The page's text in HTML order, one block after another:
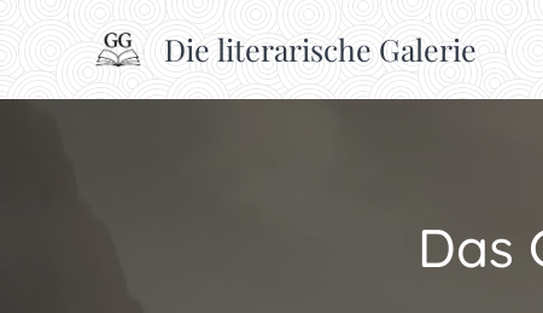
Die literarische Galerie
Das